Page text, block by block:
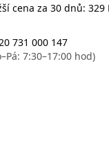
cena za 30 dnů: 329
731 000 147
7:30–17:00 hod)